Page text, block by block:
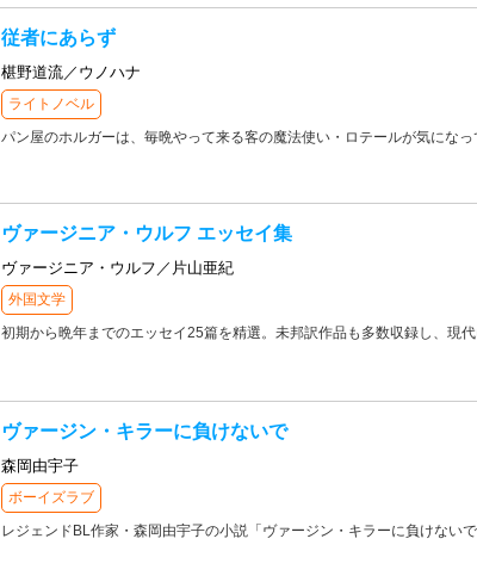
従者にあらず
椹野道流／ウノハナ
ライトノベル
パン屋のホルガーは、毎晩やって来る客の魔法使い・ロテールが気にな
ヴァージニア・ウルフ エッセイ集
ヴァージニア・ウルフ／片山亜紀
外国文学
初期から晩年までのエッセイ25篇を精選。未邦訳作品も多数収録し、現
ヴァージン・キラーに負けないで
森岡由宇子
ボーイズラブ
レジェンドBL作家・森岡由宇子の小説「ヴァージン・キラーに負けない